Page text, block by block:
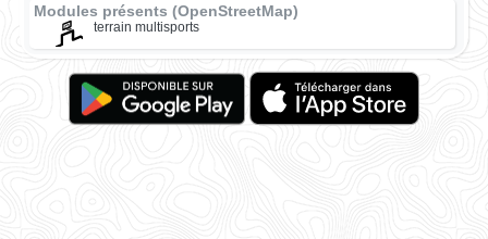
Modules présents (OpenStreetMap)
terrain multisports